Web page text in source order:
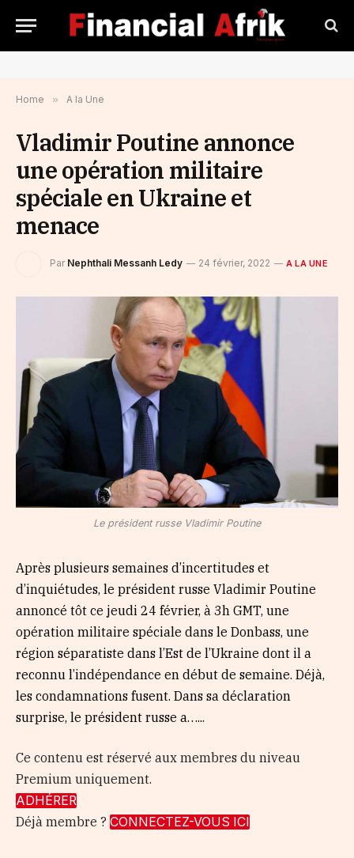
Home » A la Une
Vladimir Poutine annonce
une opération militaire
spéciale en Ukraine et
menace
Par Nephthali Messanh Ledy 24 février, 2022 A LA UNE
Le président russe Vladimir Poutine
Après plusieurs semaines d’incertitudes et
d’inquiétudes, le président russe Vladimir Poutine
annoncé tôt ce jeudi 24 février, à 3h GMT, une
opération militaire spéciale dans le Donbass, une
région séparatiste dans l’Est de l’Ukraine dont il a
reconnu l’indépendance en début de semaine. Déjà,
les condamnations fusent. Dans sa déclaration
surprise, le président russe a…...
Ce contenu est réservé aux membres du niveau
Premium uniquement.
ADHÉRER
Déjà membre ? CONNECTEZ-VOUS ICI